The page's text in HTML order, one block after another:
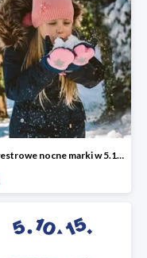
Sylwestrowe nocne marki w 5.10.15 do -70%